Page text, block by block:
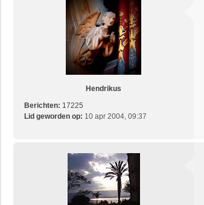
Hendrikus
Berichten: 17225
Lid geworden op: 10 apr 2004, 09:37